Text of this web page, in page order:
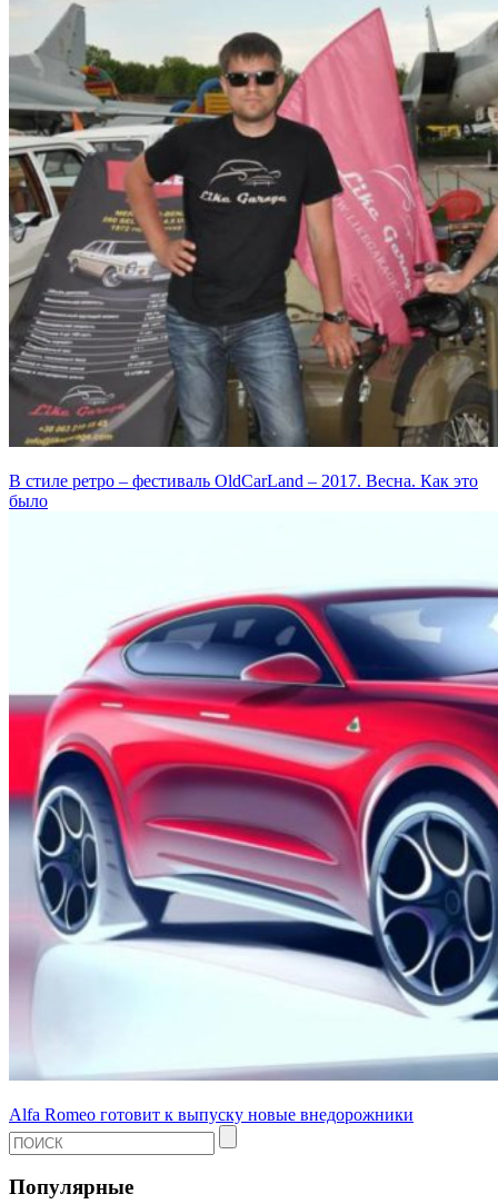
В стиле ретро – фестиваль OldCarLand – 2017. Весна. Как это
было
Alfa Romeo готовит к выпуску новые внедорожники
Популярные